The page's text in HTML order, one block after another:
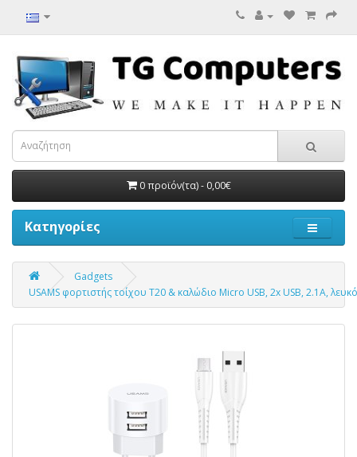
0 προϊόν(τα) - 0,00€
Κατηγορίες
Gadgets
USAMS φορτιστής τοίχου T20 & καλώδιο Micro USB, 2x USB, 2.1A,